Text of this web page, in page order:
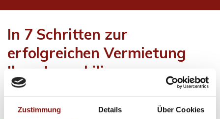
Zustimmung Details Über Cookies
In 7 Schritten zur
erfolgreichen Vermietung
Ihrer Immobilie
Profitieren Sie als Eigentümer von einem umfassenden,
individuellen Makler-Service von Beginn an. Die